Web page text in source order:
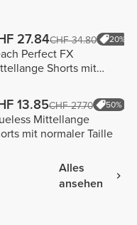
27.84CHF 34.80 20%
Perfect FX
Shorts mit
13.85CHF 27.70 50%
Mittellange
mit normaler Taille
Alles
ansehen